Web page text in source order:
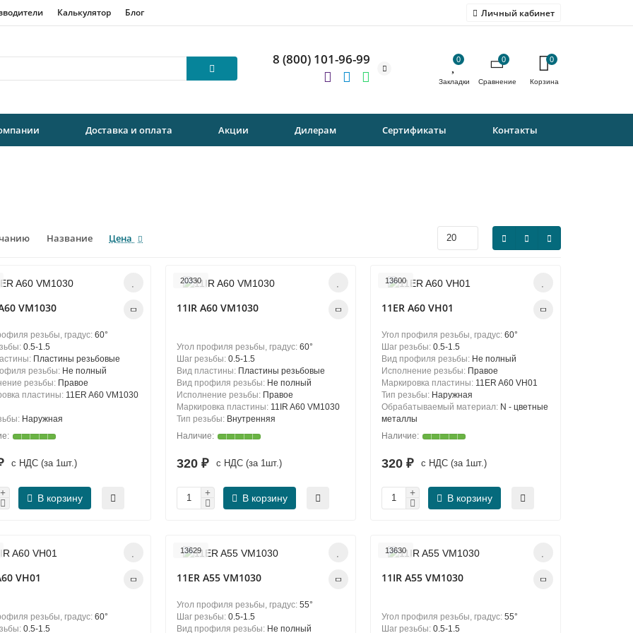
Калькулятор Блог Личный кабинет
8 (800) 101-96-99 0 0 0
Доставка и оплата Акции Дилерам Сертификаты Контакты
Название Цена
VM1030
резьбы, градус: 60°
0.5-1.5
Пластины резьбовые
резьбы: Не полный
резьбы: Правое
пластины: 11ER A60 VM1030
Наружная
с НДС (за 1шт.)
В корзину
20330
11IR A60 VM1030
Угол профиля резьбы, градус: 60°
Шаг резьбы: 0.5-1.5
Вид пластины: Пластины резьбовые
Вид профиля резьбы: Не полный
Исполнение резьбы: Правое
Маркировка пластины: 11IR A60 VM1030
Тип резьбы: Внутренняя
320 ₽ с НДС (за 1шт.)
В корзину
13600
11ER A60 VH01
Угол профиля резьбы, градус: 60°
Шаг резьбы: 0.5-1.5
Вид профиля резьбы: Не полный
Исполнение резьбы: Правое
Маркировка пластины: 11ER A60 VH01
Тип резьбы: Наружная
Обрабатываемый материал: N - цветные
металлы
320 ₽ с НДС (за 1шт.)
В корзину
VH01
резьбы, градус: 60°
0.5-1.5
13629
11ER A55 VM1030
Угол профиля резьбы, градус: 55°
Шаг резьбы: 0.5-1.5
Вид профиля резьбы: Не полный
13630
11IR A55 VM1030
Угол профиля резьбы, градус: 55°
Шаг резьбы: 0.5-1.5